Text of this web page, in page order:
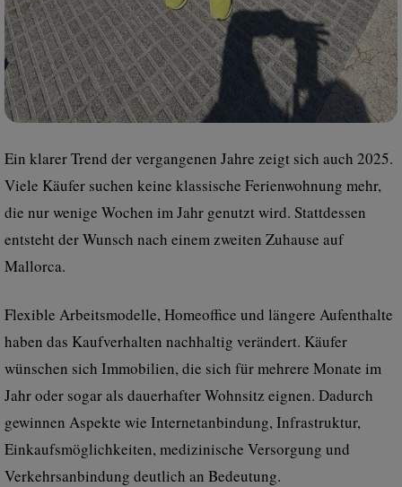
Ein klarer Trend der vergangenen Jahre zeigt sich auch 2025.
Viele Käufer suchen keine klassische Ferienwohnung mehr,
die nur wenige Wochen im Jahr genutzt wird. Stattdessen
entsteht der Wunsch nach einem zweiten Zuhause auf
Mallorca.
Flexible Arbeitsmodelle, Homeoffice und längere Aufenthalte
haben das Kaufverhalten nachhaltig verändert. Käufer
wünschen sich Immobilien, die sich für mehrere Monate im
Jahr oder sogar als dauerhafter Wohnsitz eignen. Dadurch
gewinnen Aspekte wie Internetanbindung, Infrastruktur,
Einkaufsmöglichkeiten, medizinische Versorgung und
Verkehrsanbindung deutlich an Bedeutung.